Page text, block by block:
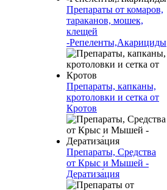
Препараты от комаров,
тараканов, мошек,
клещей
-Репеленты,Акарициды
Препараты, капканы,
кротоловки и сетка от
Кротов
Препараты, Средства
от Крыс и Мышей -
Дератиза́ция